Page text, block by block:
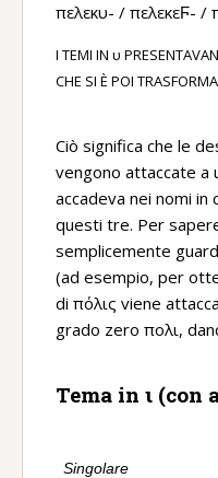
πελεκυ- / πελεκεϜ- /
I TEMI IN υ
CHE SI È POI
Ciò significa che le
vengono attaccate a
accadeva nei nomi in
questi tre. Per
semplicemente
(ad esempio, per
di πόλις viene
grado zero πολι,
Tema in ι (con
Singolare